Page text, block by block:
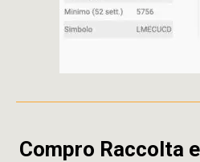
Compro Raccolta